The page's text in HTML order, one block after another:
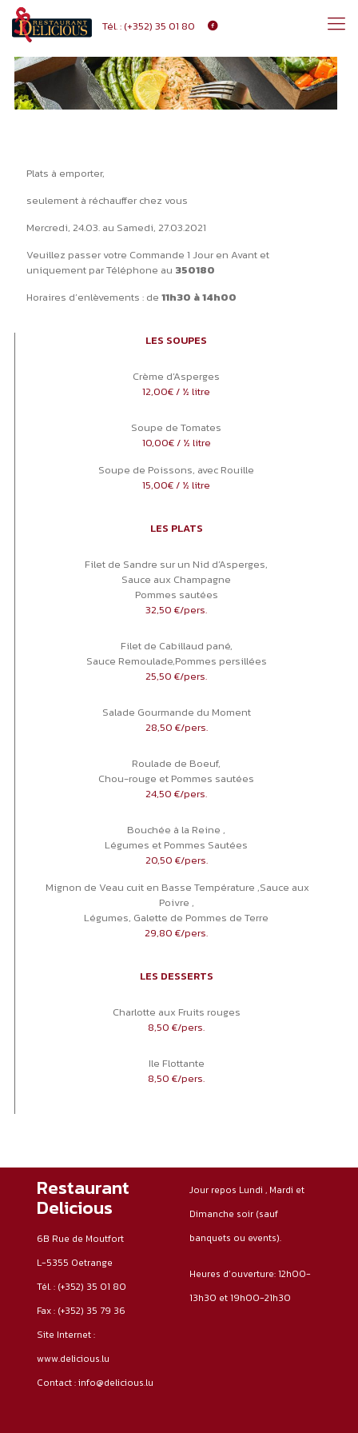
Tél. :(+352) 35 01 80
Plats à emporter,
seulement à réchauffer chez vous
Mercredi, 24.03. au Samedi, 27.03.2021
Veuillez passer votre Commande 1 Jour en Avant et
uniquement par Téléphone au 350180
Horaires d’enlèvements : de 11h30 à 14h00
LES SOUPES
Crème d’Asperges
12,00€ / ½ litre
Soupe de Tomates
10,00€ / ½ litre
Soupe de Poissons, avec Rouille
15,00€ / ½ litre
LES PLATS
Filet de Sandre sur un Nid d’Asperges,
Sauce aux Champagne
Pommes sautées
32,50 €/pers.
Filet de Cabillaud pané,
Sauce Remoulade,Pommes persillées
25,50 €/pers.
Salade Gourmande du Moment
28,50 €/pers.
Roulade de Boeuf,
Chou-rouge et Pommes sautées
24,50 €/pers.
Bouchée à la Reine ,
Légumes et Pommes Sautées
20,50 €/pers.
Mignon de Veau cuit en Basse Température ,Sauce aux
Poivre ,
Légumes, Galette de Pommes de Terre
29,80 €/pers.
LES DESSERTS
Charlotte aux Fruits rouges
8,50 €/pers.
Ile Flottante
8,50 €/pers.
Restaurant
Delicious
6B Rue de Moutfort
L-5355 Oetrange
Tél. : (+352) 35 01 80
Fax : (+352) 35 79 36
Site Internet :
www.delicious.lu
Contact :info@delicious.lu
Jour repos Lundi , Mardi et
Dimanche soir (sauf
banquets ou events).
Heures d’ouverture: 12h00-
13h30 et 19h00-21h30